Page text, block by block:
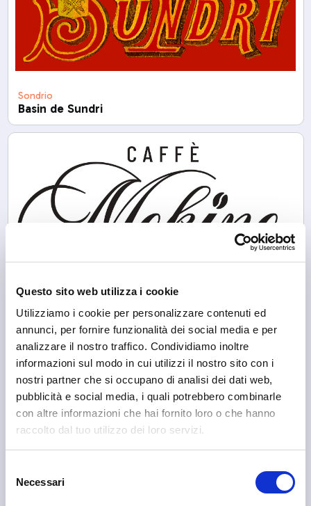
Questo sito web utilizza i cookie
Utilizziamo i cookie per personalizzare contenuti ed
annunci, per fornire funzionalità dei social media e per
analizzare il nostro traffico. Condividiamo inoltre
informazioni sul modo in cui utilizzi il nostro sito con i
nostri partner che si occupano di analisi dei dati web,
pubblicità e social media, i quali potrebbero combinarle
con altre informazioni che hai fornito loro o che hanno
raccolto dal tuo utilizzo dei loro servizi.
delNecessari
Sondrio
Basin de Sundri
Sondrio
Caffè Mokino Sondrio